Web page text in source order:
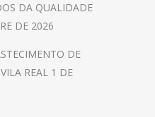
DA QUALIDADE
DE 2026
DE
REAL 1 DE